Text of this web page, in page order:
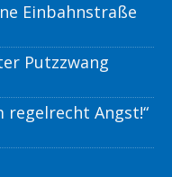
Einbahnstraße
Putzzwang
regelrecht Angst!“